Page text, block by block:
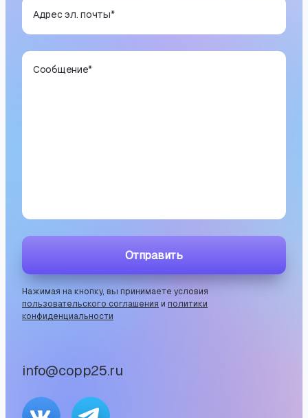
info@copp25.ru
Адрес эл. почты*
Сообщение*
Отправить
Нажимая на кнопку, вы принимаете условия
пользовательского соглашения и политики
конфиденциальности